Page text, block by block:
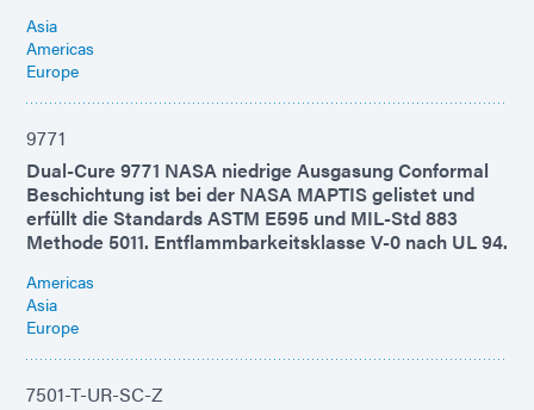
Asia
Americas
Europe
9771
Dual-Cure 9771 NASA niedrige Ausgasung Conformal
Beschichtung ist bei der NASA MAPTIS gelistet und
erfüllt die Standards ASTM E595 und MIL-Std 883
Methode 5011. Entflammbarkeitsklasse V-0 nach UL 94.
Americas
Asia
Europe
7501-T-UR-SC-Z